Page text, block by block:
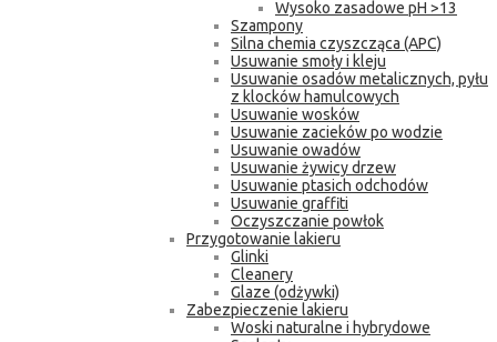
Wysoko zasadowe pH >13
Szampony
Silna chemia czyszcząca (APC)
Usuwanie smoły i kleju
Usuwanie osadów metalicznych, pyłu
z klocków hamulcowych
Usuwanie wosków
Usuwanie zacieków po wodzie
Usuwanie owadów
Usuwanie żywicy drzew
Usuwanie ptasich odchodów
Usuwanie graffiti
Oczyszczanie powłok
Przygotowanie lakieru
Glinki
Cleanery
Glaze (odżywki)
Zabezpieczenie lakieru
Woski naturalne i hybrydowe